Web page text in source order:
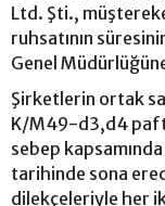
Ltd. Şti.,
ruhsatının
Genel
Şirketlerin ortak
K/M49-d3,d4
sebep
tarihinde sona
dilekçeleriyle her